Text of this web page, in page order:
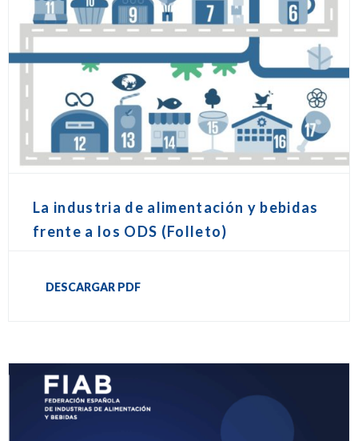
La industria de alimentación y bebidas
frente a los ODS (Folleto)
DESCARGAR PDF